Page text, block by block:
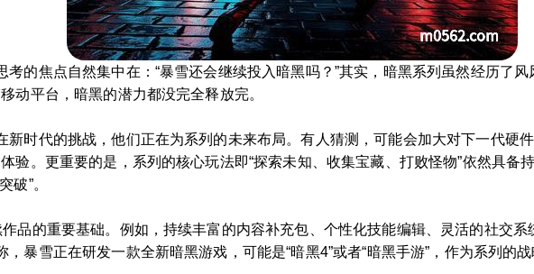
考的焦点自然集中在：“暴雪还会继续投入暗黑吗？”其实，暗黑系列虽然经历了
动平台，暗黑的潜力都没完全释放完。
新时代的挑战，他们正在为系列的未来布局。有人猜测，可能会加大对下一代硬
验。更重要的是，系列的核心玩法即“探索未知、收集宝藏、打败怪物”依然具备
破”。
品的重要基础。例如，持续丰富的内容补充包、个性化技能编辑、灵活的社交
暴雪正在研发一款全新暗黑游戏，可能是“暗黑4”或者“暗黑手游”，作为系列的战